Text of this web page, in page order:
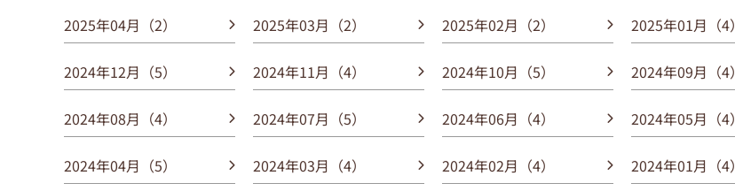
2025年04月（2） 2025年03月（2） 2025年02月（2） 2025年01月（4）
2024年12月（5） 2024年11月（4） 2024年10月（5） 2024年09月（4）
2024年08月（4） 2024年07月（5） 2024年06月（4） 2024年05月（4）
2024年04月（5） 2024年03月（4） 2024年02月（4） 2024年01月（4）